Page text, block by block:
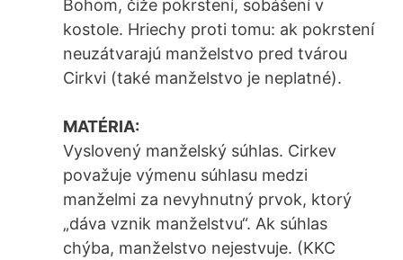
Bohom, čiže pokrstení, sobášení v
kostole. Hriechy proti tomu: ak pokrstení
neuzátvarajú manželstvo pred tvárou
Cirkvi (také manželstvo je neplatné).
MATÉRIA:
Vyslovený manželský súhlas. Cirkev
považuje výmenu súhlasu medzi
manželmi za nevyhnutný prvok, ktorý
„dáva vznik manželstvu“. Ak súhlas
chýba, manželstvo nejestvuje. (KKC